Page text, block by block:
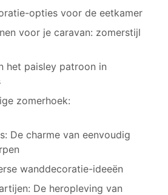
opties voor de eetkamer
voor je caravan: zomerstijl
het paisley patroon in
zomerhoek:
De charme van eenvoudig
wanddecoratie-ideeën
De heropleving van